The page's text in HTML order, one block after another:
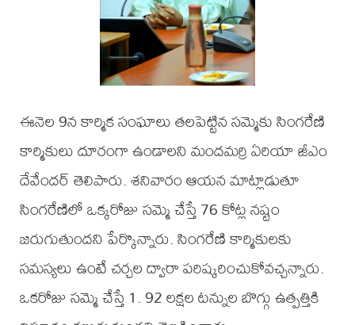
ఈనెల 9న కార్మిక సంఘాలు తలపెట్టిన సమ్మెకు సింగరేణి
కార్మికులు దూరంగా ఉండాలని మందమర్రి ఏరియా జీఎం
దేవేందర్ తెలిపారు. శనివారం ఆయన మాట్లాడుతూ
సింగరేణిలో ఒక్కరోజు సమ్మె చేస్తే 76 కోట్ల నష్టం
జరుగుతుందని పేర్కొన్నారు. సింగరేణి కార్మికులకు
సమస్యలు ఉంటే చర్చల ద్వారా పరిష్కరించుకోవచ్చన్నారు.
ఒకరోజు సమ్మె చేస్తే 1. 92 లక్షల టన్నుల బొగ్గు ఉత్పత్తికి